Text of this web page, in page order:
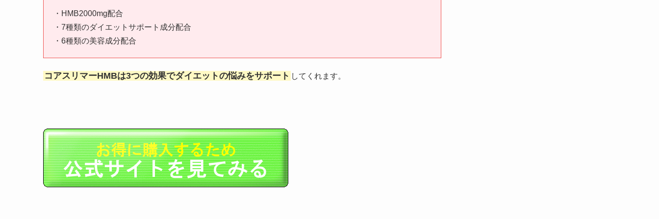
・HMB2000mg配合
・7種類のダイエットサポート成分配合
・6種類の美容成分配合
コアスリマーHMBは3つの効果でダイエットの悩みをサポート してくれます。